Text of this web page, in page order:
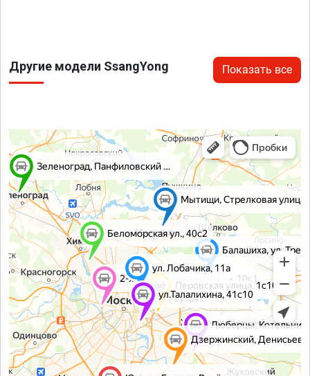
Другие модели SsangYong Показать все